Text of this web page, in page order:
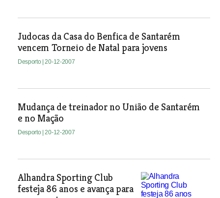
Judocas da Casa do Benfica de Santarém
vencem Torneio de Natal para jovens
Desporto | 20-12-2007
Mudança de treinador no União de Santarém
e no Mação
Desporto | 20-12-2007
Alhandra Sporting Club
festeja 86 anos e avança para